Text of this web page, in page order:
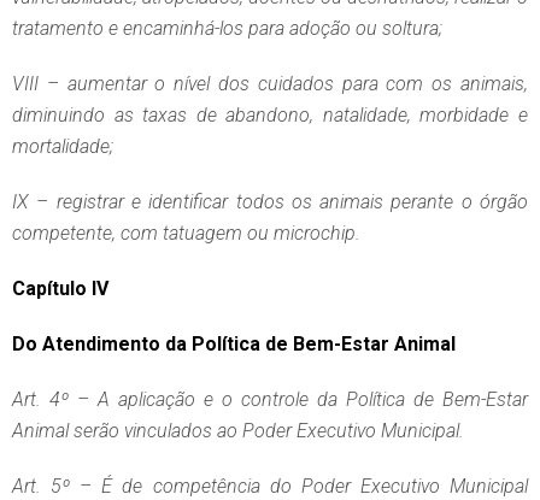
tratamento e encaminhá-los para adoção ou soltura;
VIII – aumentar o nível dos cuidados para com os animais,
diminuindo as taxas de abandono, natalidade, morbidade e
mortalidade;
IX – registrar e identificar todos os animais perante o órgão
competente, com tatuagem ou microchip.
Capítulo IV
Do Atendimento da Política de Bem-Estar Animal
Art. 4º – A aplicação e o controle da Política de Bem-Estar
Animal serão vinculados ao Poder Executivo Municipal.
Art. 5º – É de competência do Poder Executivo Municipal